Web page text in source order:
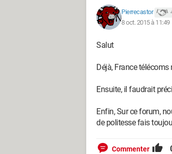
Pierrecastor
8 oct. 2015 à 11:49
Salut
Déjà, France
Ensuite, il faudrait
Enfin, Sur ce forum,
de politesse fais
Commenter